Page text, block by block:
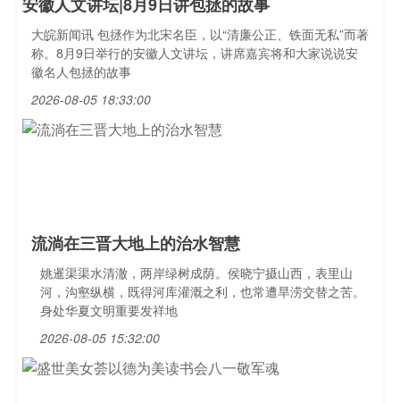
大皖新闻讯 包拯作为北宋名臣，以“清廉公正、铁面无私”而著
称。8月9日举行的安徽人文讲坛，讲席嘉宾将和大家说说安
徽名人包拯的故事
2026-08-05 18:33:00
流淌在三晋大地上的治水智慧
姚暹渠渠水清澈，两岸绿树成荫。侯晓宁摄山西，表里山
河，沟壑纵横，既得河库灌溉之利，也常遭旱涝交替之苦。
身处华夏文明重要发祥地
2026-08-05 15:32:00